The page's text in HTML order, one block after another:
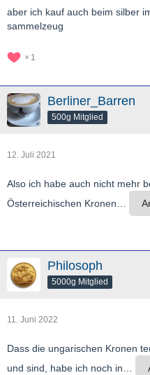
aber ich kauf auch beim silber
sammelzeug
1
Berliner_Barren
500g Mitglied
12. Juli 2021
Also ich habe auch nicht mehr
Österreichischen Kronen…
Philosoph
5000g Mitglied
11. Juni 2022
Dass die ungarischen Kronen
und sind, habe ich noch in…